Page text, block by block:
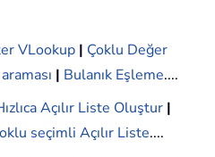
VLookup | Çoklu Değer
| Bulanık Eşleme....
Açılır Liste Oluştur |
seçimli Açılır Liste....